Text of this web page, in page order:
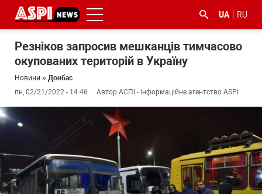
UA RU
Резніков запросив мешканців тимчасово
окупованих територій в Україну
Новини » Донбас
пн, 02/21/2022 - 14:46
Автор:АСПІ - інформаційне агентство ASPI
#боротьба
корупцією
#ДФС #коронавірус